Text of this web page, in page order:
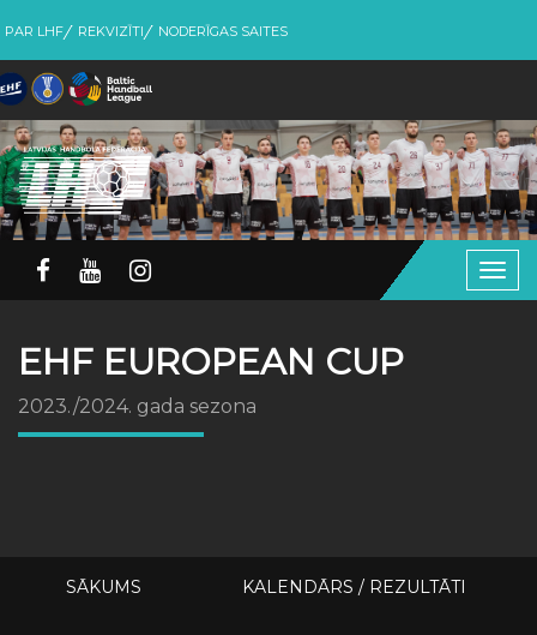
PAR LHF REKVIZĪTI NODERĪGAS SAITES
EHF EUROPEAN CUP
2023./2024. gada sezona
SĀKUMS KALENDĀRS / REZULTĀTI